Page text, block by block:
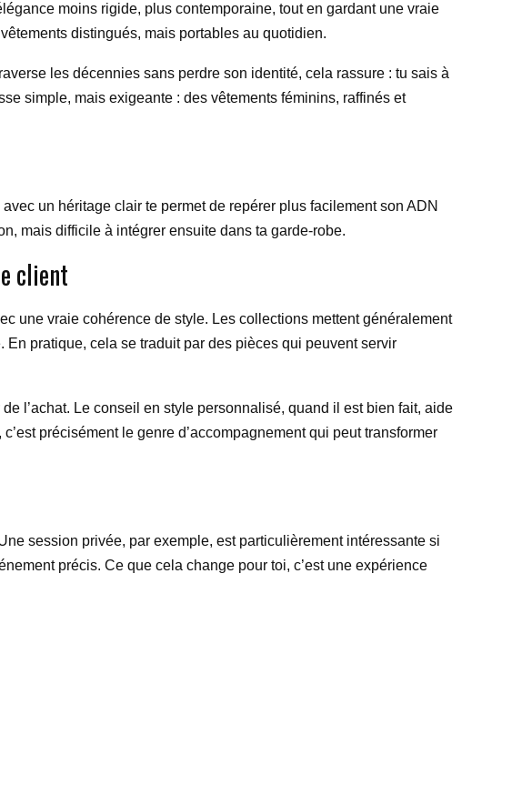
moins rigide, plus contemporaine, tout en gardant une vraie
distingués, mais portables au quotidien.
les décennies sans perdre son identité, cela rassure : tu sais à
simple, mais exigeante : des vêtements féminins, raffinés et
un héritage clair te permet de repérer plus facilement son ADN
mais difficile à intégrer ensuite dans ta garde-robe.
client
une vraie cohérence de style. Les collections mettent généralement
pratique, cela se traduit par des pièces qui peuvent servir
l’achat. Le conseil en style personnalisé, quand il est bien fait, aide
précisément le genre d’accompagnement qui peut transformer
session privée, par exemple, est particulièrement intéressante si
précis. Ce que cela change pour toi, c’est une expérience